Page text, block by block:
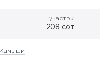
участок
208 сот.
Камыши